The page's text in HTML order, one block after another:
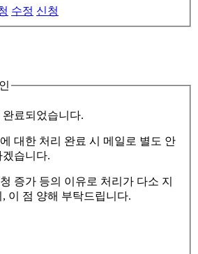
수정 신청
료되었습니다.
대한 처리 완료 시 메일로 별도 안
습니다.
증가 등의 이유로 처리가 다소 지
이 점 양해 부탁드립니다.